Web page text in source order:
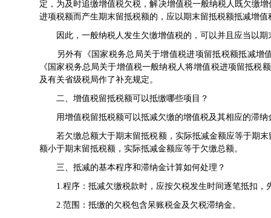
定，为及时追缴增值税欠税，解决增值税一般纳税人既欠缴
进项税额而产生期末留抵税额的，应以期末留抵税额抵减增值
因此，一般纳税人发生欠缴增值税的，可以并且应当以期
另外有《 国家税务总局关于增值税进项留抵税额抵减增
《国家税务总局关于增值税一般纳税人将增值税进项留抵税
及有关省级税局作了补充规定。
二、增值税留抵税额可以抵缴哪些项目？
用增值税留抵税额可以抵减欠缴的增值税及其相应的滞纳
若欠缴总额大于期末留抵税额，实际抵减金额应等于期末
额小于期末留抵税额，实际抵减金额应等于欠缴总额。
三、抵减的基本程序和滞纳金计算如何处理？
1.程序：抵减欠缴税款时，应按欠税发生时间逐笔抵扣，
2.范围：抵缴的欠税包含呆账税金及欠税滞纳金。